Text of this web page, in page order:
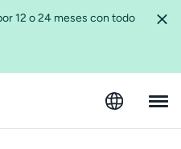
12 o 24 meses con todo